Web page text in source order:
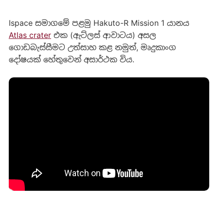
Ispace සමාගමේ පළමු Hakuto-R Mission 1 යානය
Atlas craterඑක (ඇට්ලස් ආවාටය) අසල
ගොඩබැස්සීමට උත්සාහ කළ නමුත්, මෘදුකාංග
දෝෂයක් හේතුවෙන් අසාර්ථක විය.